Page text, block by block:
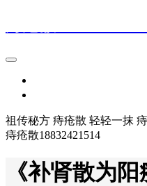
祖传秘方 痔疮散 轻轻一抹
痔疮散18832421514
《补肾散为